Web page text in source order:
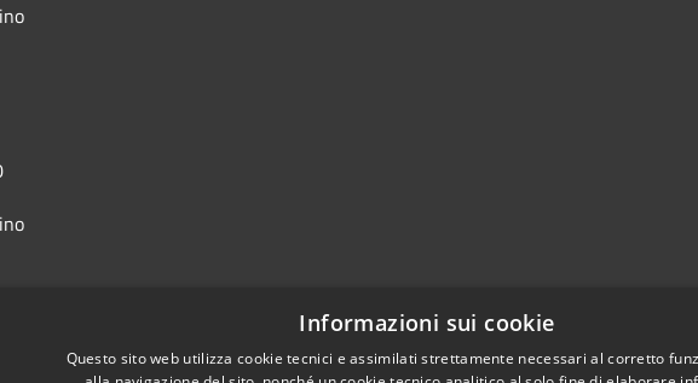
Informazioni sui cookie
Questo sito web utilizza cookie tecnici e assimilati strettamente necessari al corretto